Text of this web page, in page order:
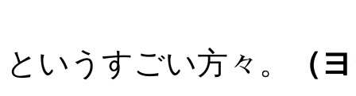
というすごい方々。 （